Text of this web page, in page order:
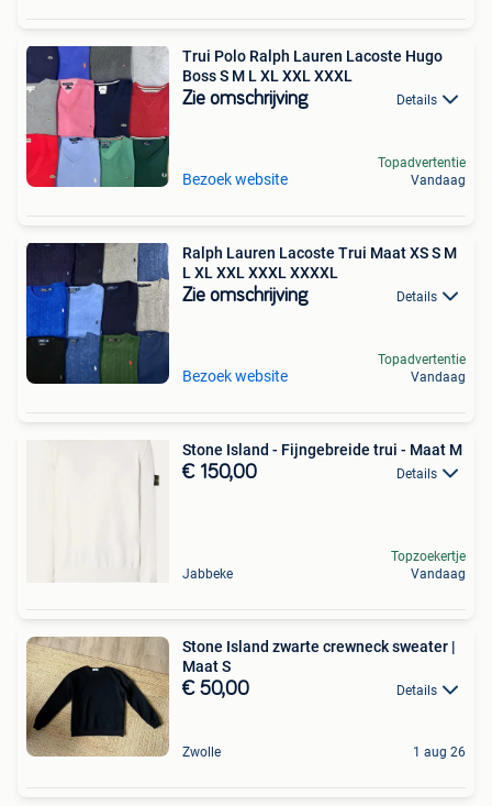
Trui Polo Ralph Lauren Lacoste Hugo
Boss S M L XL XXL XXXL
Zie omschrijving Details
Bezoek website
Topadvertentie
Vandaag
Ralph Lauren Lacoste Trui Maat XS S M
L XL XXL XXXL XXXXL
Zie omschrijving Details
Bezoek website
Topadvertentie
Vandaag
Stone Island - Fijngebreide trui - Maat M
€ 150,00 Details
Jabbeke
Topzoekertje
Vandaag
Stone Island zwarte crewneck sweater |
Maat S
€ 50,00 Details
Zwolle 1 aug 26